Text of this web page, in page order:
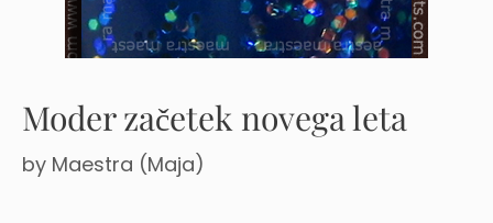
Moder začetek novega leta
by Maestra (Maja)